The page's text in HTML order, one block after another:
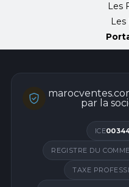
Les
par la
ICE
REGISTRE DU
TAXE